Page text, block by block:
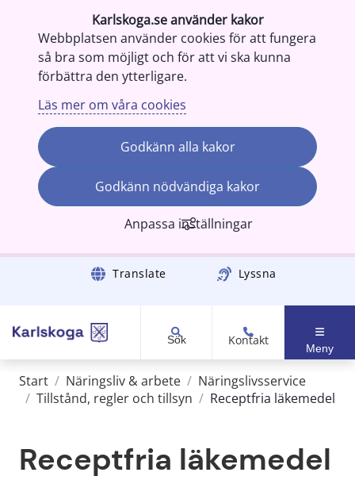
Karlskoga.se använder kakor
Webbplatsen använder cookies för att fungera
så bra som möjligt och för att vi ska kunna
förbättra den ytterligare.
Läs mer om våra cookies
Godkänn alla kakor
Godkänn nödvändiga kakor
Anpassa inställningar
Gå till innehåll Translate Lyssna
Sök Kontakt
Meny
Start / Näringsliv & arbete / Näringslivsservice
/ Tillstånd, regler och tillsyn / Receptfria läkemedel
Receptfria läkemedel